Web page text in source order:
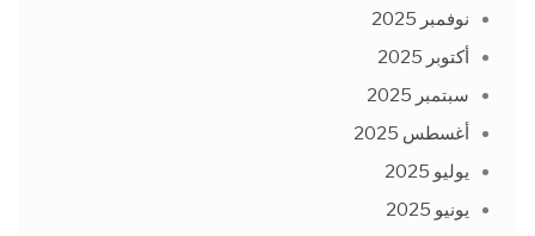
نوفمبر 2025
أكتوبر 2025
سبتمبر 2025
أغسطس 2025
يوليو 2025
يونيو 2025